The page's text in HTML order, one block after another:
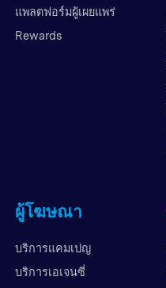
แพลตฟอร์มผู้เผยแพร่
Rewards
ผู้โฆษณา
บริการแคมเปญ
บริการเอเจนซี่